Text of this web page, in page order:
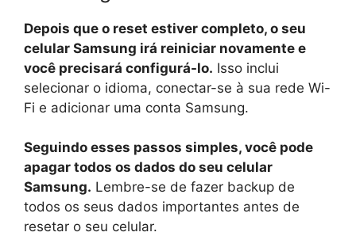
Depois que o reset estiver completo, o seu
celular Samsung irá reiniciar novamente e
você precisará configurá-lo. Isso inclui
selecionar o idioma, conectar-se à sua rede Wi-
Fi e adicionar uma conta Samsung.
Seguindo esses passos simples, você pode
apagar todos os dados do seu celular
Samsung. Lembre-se de fazer backup de
todos os seus dados importantes antes de
resetar o seu celular.